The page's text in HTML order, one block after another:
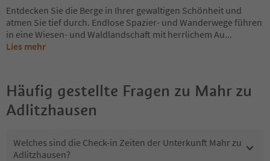
Entdecken Sie die Berge in Ihrer gewaltigen Schönheit und
atmen Sie tief durch. Endlose Spazier- und Wanderwege führen
in eine Wiesen- und Waldlandschaft mit herrlichem Au...
Lies mehr
Häufig gestellte Fragen zu Mahr zu
Adlitzhausen
Welches sind die Check-in Zeiten der Unterkunft Mahr zu
Adlitzhausen?